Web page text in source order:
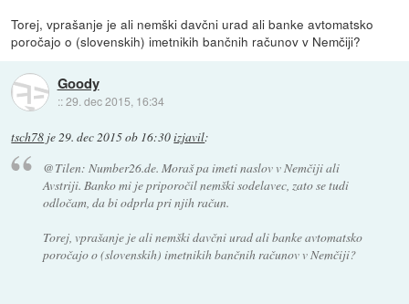
Torej, vprašanje je ali nemški davčni urad ali banke avtomatsko
poročajo o (slovenskih) imetnikih bančnih računov v Nemčiji?
Goody
::29. dec 2015, 16:34
tsch78 je29. dec 2015 ob 16:30izjavil:
@Tilen: Number26.de. Moraš pa imeti naslov v Nemčiji ali
Avstriji. Banko mi je priporočil nemški sodelavec, zato se tudi
odločam, da bi odprla pri njih račun.
Torej, vprašanje je ali nemški davčni urad ali banke avtomatsko
poročajo o (slovenskih) imetnikih bančnih računov v Nemčiji?